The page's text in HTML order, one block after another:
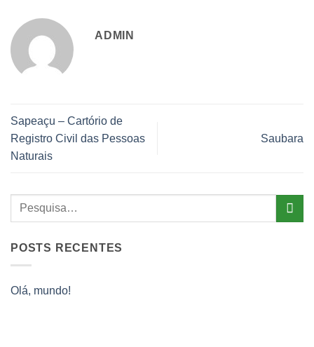
ADMIN
Sapeaçu – Cartório de
Registro Civil das Pessoas
Naturais
Saubara
POSTS RECENTES
Olá, mundo!